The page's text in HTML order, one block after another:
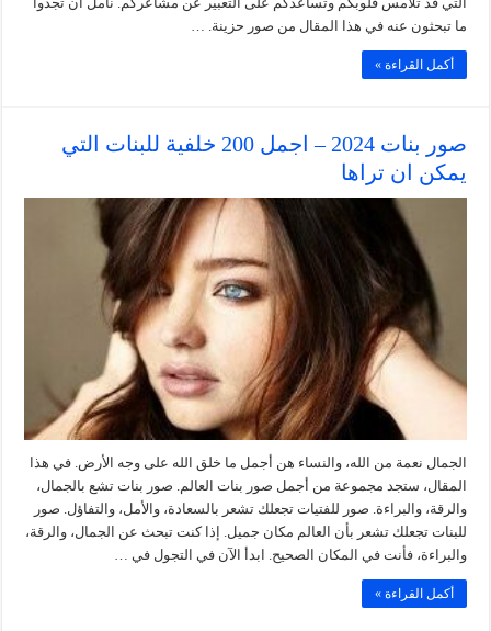
ما تبحثون عنه في هذا المقال من صور حزينة. …
أكمل القراءة »
صور بنات 2024 – اجمل 200 خلفية للبنات التي
يمكن ان تراها
الجمال نعمة من الله، والنساء هن أجمل ما خلق الله على وجه الأرض. في هذا
المقال، ستجد مجموعة من أجمل صور بنات العالم. صور بنات تشع بالجمال،
والرقة، والبراءة. صور للفتيات تجعلك تشعر بالسعادة، والأمل، والتفاؤل. صور
للبنات تجعلك تشعر بأن العالم مكان جميل. إذا كنت تبحث عن الجمال، والرقة،
والبراءة، فأنت في المكان الصحيح. ابدأ الآن في التجول في …
أكمل القراءة »